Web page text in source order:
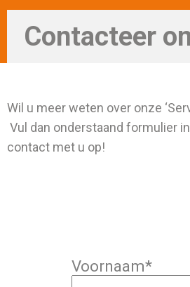
Contacteer
Wil u meer weten over onze
Vul dan onderstaand formulier
contact met u op!
Voornaam*